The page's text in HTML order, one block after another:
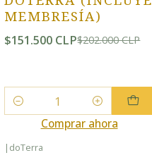
MEMBRESÍA)
$151.500 CLP$202.000 CLP
Cantidad
Comprar ahora
| doTerra